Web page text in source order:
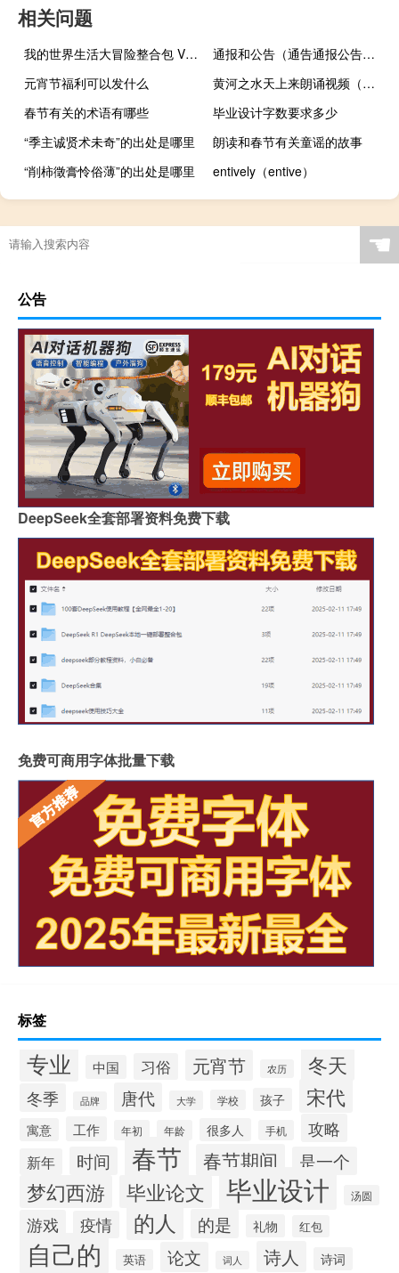
相关问题
我的世界生活大冒险整合包 V1.8 最新免费版（我的世界生活大冒险整合包 V1.8 最新免费版功能简介）
通报和公告（通告通报公告的区别）
元宵节福利可以发什么
黄河之水天上来朗诵视频（黄河之水天上来朗诵背景音乐）
春节有关的术语有哪些
毕业设计字数要求多少
“季主诚贤术未奇”的出处是哪里
朗读和春节有关童谣的故事
“削柿徵膏怜俗薄”的出处是哪里
entively（entive）
☚
公告
DeepSeek全套部署资料免费下载
免费可商用字体批量下载
标签
专业 中国 习俗 元宵节 农历 冬天
冬季 品牌 唐代 大学 学校 孩子 宋代
寓意 工作 年初 年龄 很多人 手机 攻略
新年 时间 春节 春节期间 是一个
梦幻西游 毕业论文 毕业设计 汤圆
游戏 疫情 的人 的是 礼物 红包
自己的 英语 论文 词人 诗人 诗词